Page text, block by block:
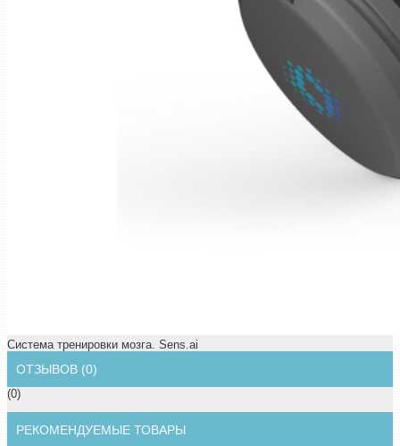
Система тренировки мозга. Sens.ai
ОТЗЫВОВ (0)
(0)
РЕКОМЕНДУЕМЫЕ ТОВАРЫ